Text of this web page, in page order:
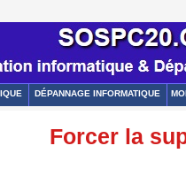
DÉPANNAGE INFORMATIQUE
Forcer la